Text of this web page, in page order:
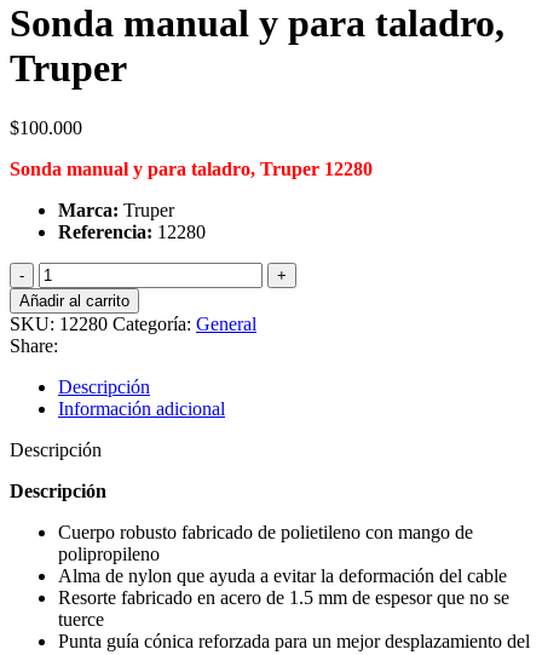
Sonda manual y para taladro,
Truper
$100.000
Sonda manual y para taladro, Truper 12280
Marca: Truper
Referencia: 12280
Sonda
manual
y
para
taladro,
Truper
cantidad
Añadir al carrito
SKU: 12280 Categoría: General
Share:
Descripción
Información adicional
Descripción
Descripción
Cuerpo robusto fabricado de polietileno con mango de
polipropileno
Alma de nylon que ayuda a evitar la deformación del cable
Resorte fabricado en acero de 1.5 mm de espesor que no se
tuerce
Punta guía cónica reforzada para un mejor desplazamiento del